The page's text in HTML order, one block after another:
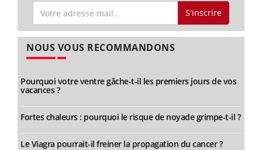
S'inscrire
NOUS VOUS RECOMMANDONS
Pourquoi votre ventre gâche-t-il les premiers jours de vos
vacances ?
Fortes chaleurs : pourquoi le risque de noyade grimpe-t-il ?
Le Viagra pourrait-il freiner la propagation du cancer ?